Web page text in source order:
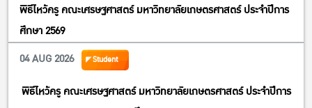
พิธีไหว้ครู คณะเศรษฐศาสตร์ มหาวิทยาลัยเกษตรศาสตร์ ประจำปีการ
ศึกษา 2569
04 AUG 2026
Student
พิธีไหว้ครู คณะเศรษฐศาสตร์ มหาวิทยาลัยเกษตรศาสตร์ ประจำปีการ